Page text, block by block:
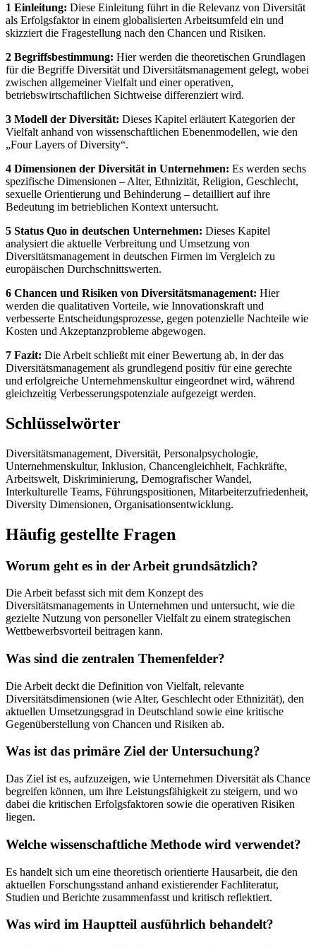
1 Einleitung: Diese Einleitung führt in die Relevanz von Diversität
als Erfolgsfaktor in einem globalisierten Arbeitsumfeld ein und
skizziert die Fragestellung nach den Chancen und Risiken.
2 Begriffsbestimmung: Hier werden die theoretischen Grundlagen
für die Begriffe Diversität und Diversitätsmanagement gelegt, wobei
zwischen allgemeiner Vielfalt und einer operativen,
betriebswirtschaftlichen Sichtweise differenziert wird.
3 Modell der Diversität: Dieses Kapitel erläutert Kategorien der
Vielfalt anhand von wissenschaftlichen Ebenenmodellen, wie den
„Four Layers of Diversity“.
4 Dimensionen der Diversität in Unternehmen: Es werden sechs
spezifische Dimensionen – Alter, Ethnizität, Religion, Geschlecht,
sexuelle Orientierung und Behinderung – detailliert auf ihre
Bedeutung im betrieblichen Kontext untersucht.
5 Status Quo in deutschen Unternehmen: Dieses Kapitel
analysiert die aktuelle Verbreitung und Umsetzung von
Diversitätsmanagement in deutschen Firmen im Vergleich zu
europäischen Durchschnittswerten.
6 Chancen und Risiken von Diversitätsmanagement: Hier
werden die qualitativen Vorteile, wie Innovationskraft und
verbesserte Entscheidungsprozesse, gegen potenzielle Nachteile wie
Kosten und Akzeptanzprobleme abgewogen.
7 Fazit: Die Arbeit schließt mit einer Bewertung ab, in der das
Diversitätsmanagement als grundlegend positiv für eine gerechte
und erfolgreiche Unternehmenskultur eingeordnet wird, während
gleichzeitig Verbesserungspotenziale aufgezeigt werden.
Schlüsselwörter
Diversitätsmanagement, Diversität, Personalpsychologie,
Unternehmenskultur, Inklusion, Chancengleichheit, Fachkräfte,
Arbeitswelt, Diskriminierung, Demografischer Wandel,
Interkulturelle Teams, Führungspositionen, Mitarbeiterzufriedenheit,
Diversity Dimensionen, Organisationsentwicklung.
Häufig gestellte Fragen
Worum geht es in der Arbeit grundsätzlich?
Die Arbeit befasst sich mit dem Konzept des
Diversitätsmanagements in Unternehmen und untersucht, wie die
gezielte Nutzung von personeller Vielfalt zu einem strategischen
Wettbewerbsvorteil beitragen kann.
Was sind die zentralen Themenfelder?
Die Arbeit deckt die Definition von Vielfalt, relevante
Diversitätsdimensionen (wie Alter, Geschlecht oder Ethnizität), den
aktuellen Umsetzungsgrad in Deutschland sowie eine kritische
Gegenüberstellung von Chancen und Risiken ab.
Was ist das primäre Ziel der Untersuchung?
Das Ziel ist es, aufzuzeigen, wie Unternehmen Diversität als Chance
begreifen können, um ihre Leistungsfähigkeit zu steigern, und wo
dabei die kritischen Erfolgsfaktoren sowie die operativen Risiken
liegen.
Welche wissenschaftliche Methode wird verwendet?
Es handelt sich um eine theoretisch orientierte Hausarbeit, die den
aktuellen Forschungsstand anhand existierender Fachliteratur,
Studien und Berichte zusammenfasst und kritisch reflektiert.
Was wird im Hauptteil ausführlich behandelt?